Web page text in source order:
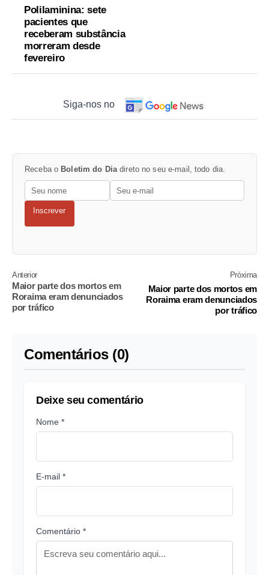
Polilaminina: sete
pacientes que
receberam substância
morreram desde
fevereiro
Siga-nos no
Receba o Boletim do Dia direto no seu e-mail, todo dia.
Inscrever
Anterior
Maior parte dos mortos em
Roraima eram denunciados
por tráfico
Próxima
Maior parte dos mortos em
Roraima eram denunciados
por tráfico
Comentários (0)
Deixe seu comentário
Nome *
E-mail *
Comentário *